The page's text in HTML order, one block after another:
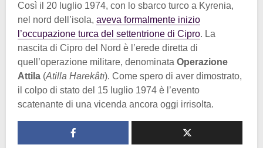
Così il 20 luglio 1974, con lo sbarco turco a Kyrenia,
nel nord dell’isola, aveva formalmente inizio
l’occupazione turca del settentrione di Cipro. La
nascita di Cipro del Nord è l’erede diretta di
quell’operazione militare, denominata Operazione
Attila (Atilla Harekâtı). Come spero di aver dimostrato,
il colpo di stato del 15 luglio 1974 è l’evento
scatenante di una vicenda ancora oggi irrisolta.